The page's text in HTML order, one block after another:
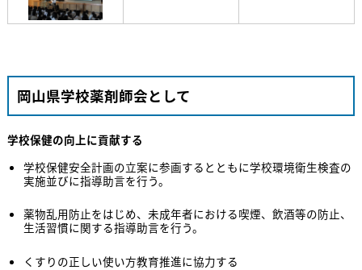
岡山県学校薬剤師会として
学校保健の向上に貢献する
学校保健安全計画の立案に参画するとともに学校環境衛生検査の
実施並びに指導助言を行う。
薬物乱用防止をはじめ、未成年者における喫煙、飲酒等の防止、
生活習慣に関する指導助言を行う。
くすりの正しい使い方教育推進に協力する